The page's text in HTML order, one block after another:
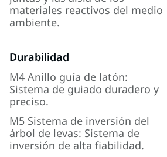
materiales reactivos del medio
ambiente.
Durabilidad
M4 Anillo guía de latón:
Sistema de guiado duradero y
preciso.
M5 Sistema de inversión del
árbol de levas: Sistema de
inversión de alta fiabilidad.